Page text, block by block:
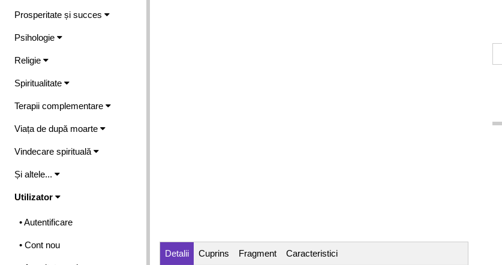
Prosperitate și succes
Psihologie
Religie
Spiritualitate
Terapii complementare
Viața de după moarte
Vindecare spirituală
Și altele...
Utilizator
• Autentificare
• Cont nou
Detalii Cuprins Fragment Caracteristici